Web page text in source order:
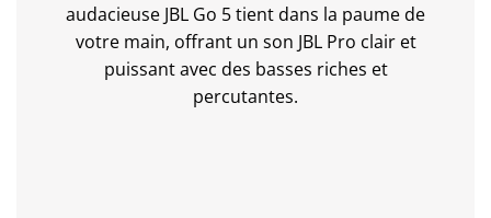
audacieuse JBL Go 5 tient dans la paume de
votre main, offrant un son JBL Pro clair et
puissant avec des basses riches et
percutantes.